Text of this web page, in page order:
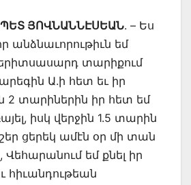
ՅՈՎՆԱՆՆԷՍԵԱՆ. – Ես
անձնաւորութիւն եմ
տարիքում
Ա.ի հետ եւ իր
2 տարիներին իր հետ եմ
իսկ վերջին 1.5 տարին
ցերեկ ամէն օր մի տան
Վեհարանում եմ քնել իր
հիւանդութեան